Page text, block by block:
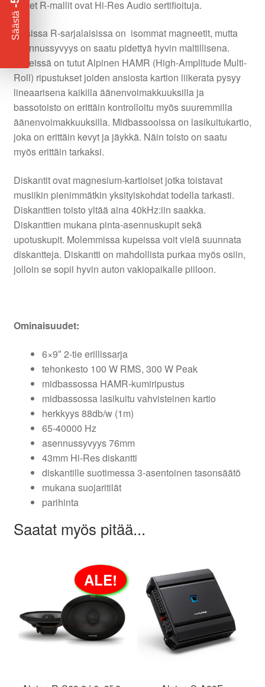
uudet R-mallit ovat Hi-Res Audio sertifioituja.
Uusissa R-sarjalaisissa on isommat magneetit, mutta
asennussyvyys on saatu pidettyä hyvin maltillisena.
Mideissä on tutut Alpinen HAMR (High-Amplitude Multi-
Roll) ripustukset joiden ansiosta kartion liikerata pysyy
lineaarisena kaikilla äänenvoimakkuuksilla ja
bassotoisto on erittäin kontrolloitu myös suuremmilla
äänenvoimakkuuksilla. Midbassooissa on lasikuitukartio,
joka on erittäin kevyt ja jäykkä. Näin toisto on saatu
myös erittäin tarkaksi.
Diskantit ovat magnesium-kartioiset jotka toistavat
musiikin pienimmätkin yksityiskohdat todella tarkasti.
Diskanttien toisto yltää aina 40kHz:iin saakka.
Diskanttien mukana pinta-asennuskupit sekä
upotuskupit. Molemmissa kupeissa voit vielä suunnata
diskantteja. Diskantti on mahdollista purkaa myös osiin,
jolloin se sopii hyvin auton vakiopaikalle piiloon.
Ominaisuudet:
6×9″ 2-tie erillissarja
tehonkesto 100 W RMS, 300 W Peak
midbassossa HAMR-kumiripustus
midbassossa lasikuitu vahvisteinen kartio
herkkyys 88db/w (1m)
65-40000 Hz
asennussyvyys 76mm
43mm Hi-Res diskantti
diskantille suotimessa 3-asentoinen tasonsäätö
mukana suojaritilät
parihinta
Saatat myös pitää...
ALE!
Säästä